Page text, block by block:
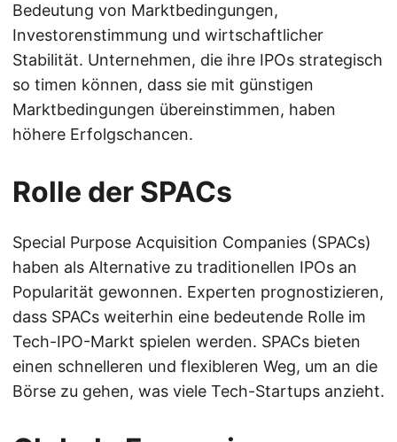
Bedeutung von Marktbedingungen,
Investorenstimmung und wirtschaftlicher
Stabilität. Unternehmen, die ihre IPOs strategisch
so timen können, dass sie mit günstigen
Marktbedingungen übereinstimmen, haben
höhere Erfolgschancen.
Rolle der SPACs
Special Purpose Acquisition Companies (SPACs)
haben als Alternative zu traditionellen IPOs an
Popularität gewonnen. Experten prognostizieren,
dass SPACs weiterhin eine bedeutende Rolle im
Tech-IPO-Markt spielen werden. SPACs bieten
einen schnelleren und flexibleren Weg, um an die
Börse zu gehen, was viele Tech-Startups anzieht.